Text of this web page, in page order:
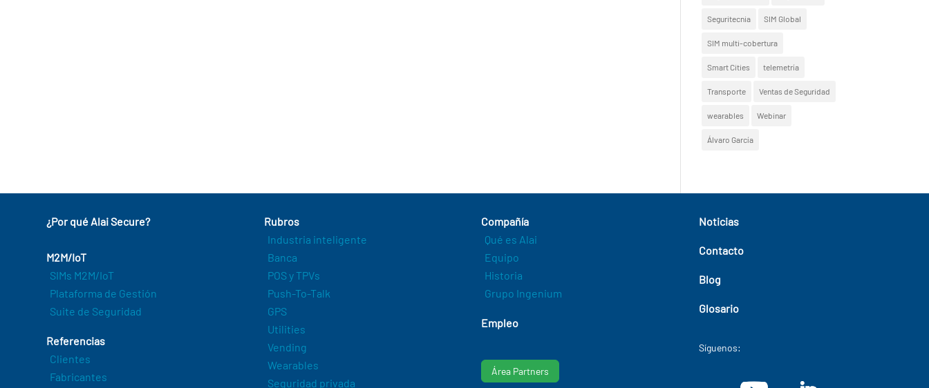
Seguritecnia SIM Global
SIM multi-cobertura
Smart Cities telemetría
Transporte Ventas de Seguridad
wearables Webinar
Álvaro García
¿Por qué Alai Secure?
M2M/IoT
SIMs M2M/IoT
Plataforma de Gestión
Suite de Seguridad
Referencias
Clientes
Fabricantes
Rubros
Industria inteligente
Banca
POS y TPVs
Push-To-Talk
GPS
Utilities
Vending
Wearables
Seguridad privada
Compañía
Qué es Alai
Equipo
Historia
Grupo Ingenium
Empleo
Área Partners
Noticias
Contacto
Blog
Glosario
Síguenos: